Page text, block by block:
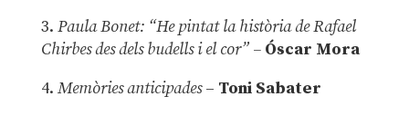
3. Paula Bonet: “He pintat la història de Rafael
Chirbes des dels budells i el cor” –Óscar Mora
4. Memòries anticipades– Toni Sabater